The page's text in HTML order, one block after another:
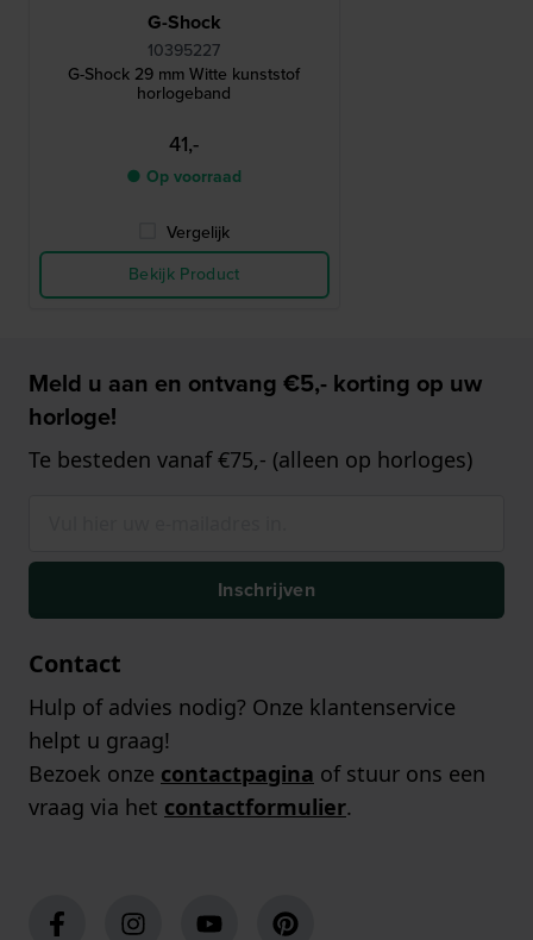
G-Shock
10395227
G-Shock 29 mm Witte kunststof
horlogeband
41,-
● Op voorraad
Vergelijk
Bekijk Product
Meld u aan en ontvang €5,- korting op uw
horloge!
Te besteden vanaf €75,- (alleen op horloges)
Inschrijven
Contact
Hulp of advies nodig? Onze klantenservice
helpt u graag!
Bezoek onze contactpagina of stuur ons een
vraag via het contactformulier.